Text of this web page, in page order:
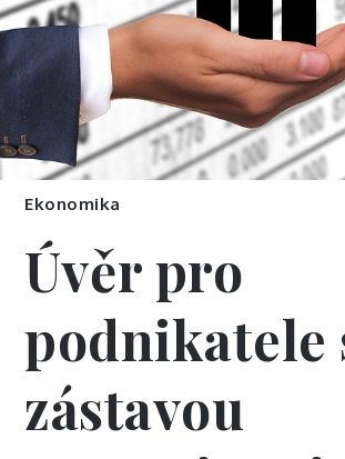
Ekonomika
Úvěr pro
podnikatele
zástavou